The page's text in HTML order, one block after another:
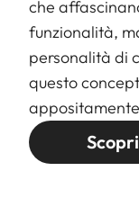
che
funzionalità,
personalità di
questo